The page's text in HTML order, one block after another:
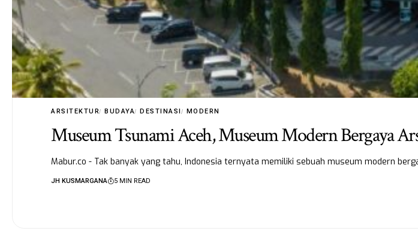
ARSITEKTUR BUDAYA DESTINASI MODERN
Museum Tsunami Aceh, Museum Modern Bergaya
Mabur.co - Tak banyak yang tahu, Indonesia ternyata memiliki sebuah museum modern
JH KUSMARGANA 5 MIN READ